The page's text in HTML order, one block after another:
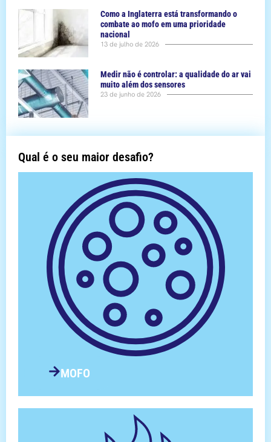
Como a Inglaterra está transformando o
combate ao mofo em uma prioridade
nacional
13 de julho de 2026
Medir não é controlar: a qualidade do ar vai
muito além dos sensores
23 de junho de 2026
Qual é o seu maior desafio?
MOFO